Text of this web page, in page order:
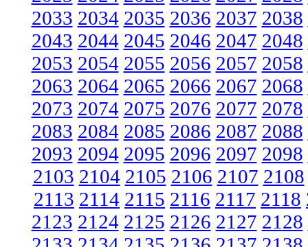
2033 2034 2035 2036 2037 2038
2043 2044 2045 2046 2047 2048
2053 2054 2055 2056 2057 2058
2063 2064 2065 2066 2067 2068
2073 2074 2075 2076 2077 2078
2083 2084 2085 2086 2087 2088
2093 2094 2095 2096 2097 2098
2103 2104 2105 2106 2107 2108
2113 2114 2115 2116 2117 2118
2123 2124 2125 2126 2127 2128